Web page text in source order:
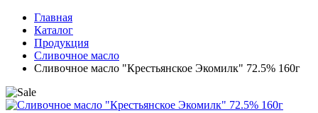
Главная
Каталог
Продукция
Сливочное масло
Сливочное масло "Крестьянское Экомилк" 72.5% 160г